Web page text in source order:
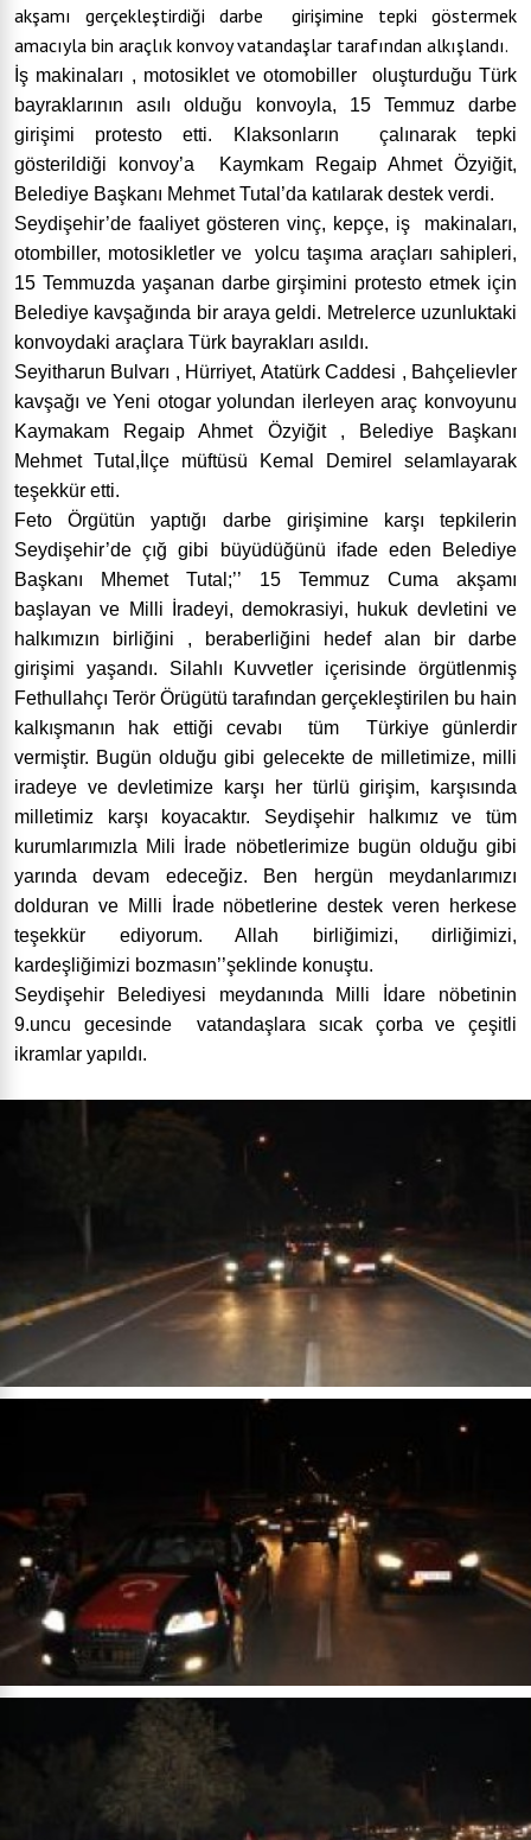
akşamı gerçekleştirdiği darbe girişimine tepki göstermek
amacıyla bin araçlık konvoy vatandaşlar tarafından alkışlandı.
İş makinaları , motosiklet ve otomobiller oluşturduğu Türk
bayraklarının asılı olduğu konvoyla, 15 Temmuz darbe
girişimi protesto etti. Klaksonların çalınarak tepki
gösterildiği konvoy’a Kaymkam Regaip Ahmet Özyiğit,
Belediye Başkanı Mehmet Tutal’da katılarak destek verdi.
Seydişehir’de faaliyet gösteren vinç, kepçe, iş makinaları,
otombiller, motosikletler ve yolcu taşıma araçları sahipleri,
15 Temmuzda yaşanan darbe girşimini protesto etmek için
Belediye kavşağında bir araya geldi. Metrelerce uzunluktaki
konvoydaki araçlara Türk bayrakları asıldı.
Seyitharun Bulvarı , Hürriyet, Atatürk Caddesi , Bahçelievler
kavşağı ve Yeni otogar yolundan ilerleyen araç konvoyunu
Kaymakam Regaip Ahmet Özyiğit , Belediye Başkanı
Mehmet Tutal,İlçe müftüsü Kemal Demirel selamlayarak
teşekkür etti.
Feto Örgütün yaptığı darbe girişimine karşı tepkilerin
Seydişehir’de çığ gibi büyüdüğünü ifade eden Belediye
Başkanı Mhemet Tutal;’’ 15 Temmuz Cuma akşamı
başlayan ve Milli İradeyi, demokrasiyi, hukuk devletini ve
halkımızın birliğini , beraberliğini hedef alan bir darbe
girişimi yaşandı. Silahlı Kuvvetler içerisinde örgütlenmiş
Fethullahçı Terör Örügütü tarafından gerçekleştirilen bu hain
kalkışmanın hak ettiği cevabı tüm Türkiye günlerdir
vermiştir. Bugün olduğu gibi gelecekte de milletimize, milli
iradeye ve devletimize karşı her türlü girişim, karşısında
milletimiz karşı koyacaktır. Seydişehir halkımız ve tüm
kurumlarımızla Mili İrade nöbetlerimize bugün olduğu gibi
yarında devam edeceğiz. Ben hergün meydanlarımızı
dolduran ve Milli İrade nöbetlerine destek veren herkese
teşekkür ediyorum. Allah birliğimizi, dirliğimizi,
kardeşliğimizi bozmasın’’şeklinde konuştu.
Seydişehir Belediyesi meydanında Milli İdare nöbetinin
9.uncu gecesinde vatandaşlara sıcak çorba ve çeşitli
ikramlar yapıldı.